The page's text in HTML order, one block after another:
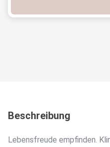
Beschreibung
Lebensfreude empfinden.